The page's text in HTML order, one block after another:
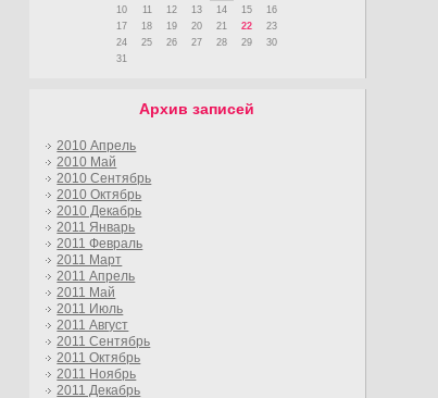
10
11 12 13 14 15
16
17
18 19 20 21 22
23
24
25 26 27 28 29
30
31
Архив записей
2010 Апрель
2010 Май
2010 Сентябрь
2010 Октябрь
2010 Декабрь
2011 Январь
2011 Февраль
2011 Март
2011 Апрель
2011 Май
2011 Июль
2011 Август
2011 Сентябрь
2011 Октябрь
2011 Ноябрь
2011 Декабрь